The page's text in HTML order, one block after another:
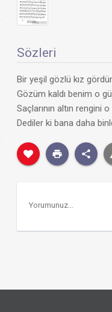
Sözleri
Bir yeşil gözlü kız
Gözüm kaldı benim o
Saçlarının altın rengini
Dediler ki bana daha